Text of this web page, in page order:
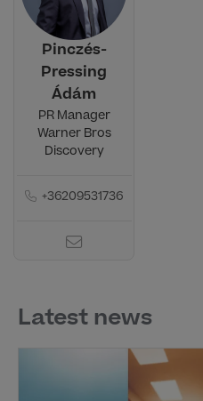
Pinczés-
Pressing
Ádám
PR Manager
Warner Bros
Discovery
+36209531736
Latest news